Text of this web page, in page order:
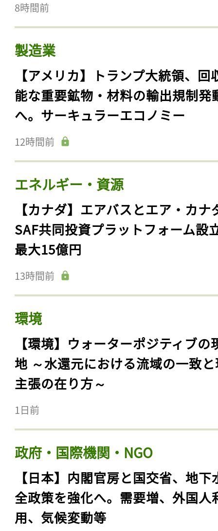
8時間前
製造業
【アメリカ】トランプ大統領、回
能な重要鉱物・材料の輸出規制発
へ。サーキュラーエコノミー
12時間前
エネルギー・資源
【カナダ】エアバスとエア・カナ
SAF共同投資プラットフォーム設
最大15億円
13時間前
環境
【環境】ウォーターポジティブの
地 ～水還元における流域の一致
主張の在り方～
1日前
政府・国際機関・NGO
【日本】内閣官房と国交省、地下
全政策を強化へ。需要増、外国人
用、気候変動等